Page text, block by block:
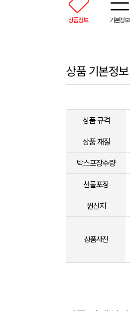
상품정보 기본정보
상품 기본정보
상품 규격
상품 재질
박스포장수량
선물포장
원산지
상품사진